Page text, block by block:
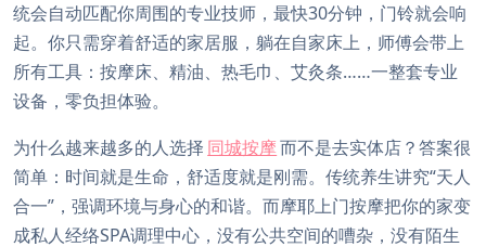
统会自动匹配你周围的专业技师，最快30分钟，门铃就会响
起。你只需穿着舒适的家居服，躺在自家床上，师傅会带上
所有工具：按摩床、精油、热毛巾、艾灸条……一整套专业
设备，零负担体验。
为什么越来越多的人选择 同城按摩而不是去实体店？答案很
简单：时间就是生命，舒适度就是刚需。传统养生讲究“天人
合一”，强调环境与身心的和谐。而摩耶上门按摩把你的家变
成私人经络SPA调理中心，没有公共空间的嘈杂，没有陌生